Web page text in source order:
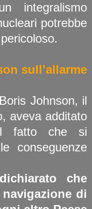
integralismo
potrebbe
sull’allarme
Johnson, il
aveva additato
fatto che si
conseguenze
che
di